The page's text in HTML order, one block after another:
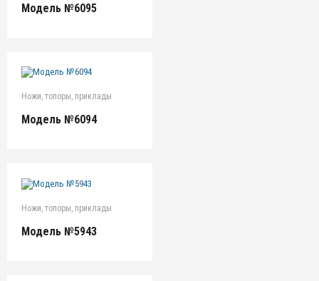
Модель №6095
Ножи, топоры, приклады
Модель №6094
Ножи, топоры, приклады
Модель №5943